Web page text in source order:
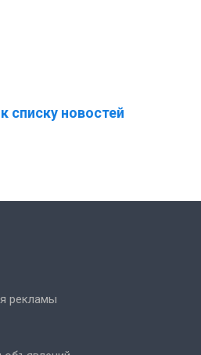
списку новостей
рекламы